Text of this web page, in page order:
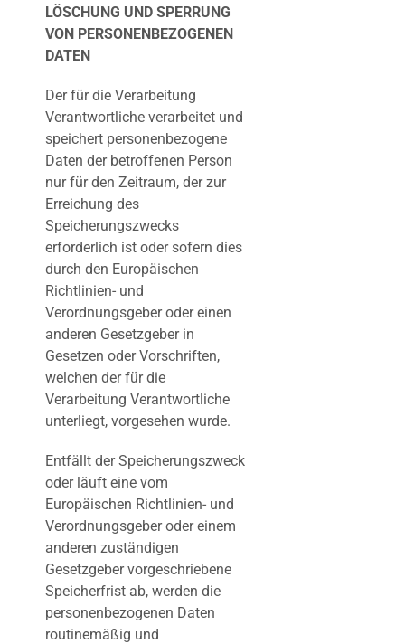
LÖSCHUNG UND SPERRUNG
VON PERSONENBEZOGENEN
DATEN
Der für die Verarbeitung
Verantwortliche verarbeitet und
speichert personenbezogene
Daten der betroffenen Person
nur für den Zeitraum, der zur
Erreichung des
Speicherungszwecks
erforderlich ist oder sofern dies
durch den Europäischen
Richtlinien- und
Verordnungsgeber oder einen
anderen Gesetzgeber in
Gesetzen oder Vorschriften,
welchen der für die
Verarbeitung Verantwortliche
unterliegt, vorgesehen wurde.
Entfällt der Speicherungszweck
oder läuft eine vom
Europäischen Richtlinien- und
Verordnungsgeber oder einem
anderen zuständigen
Gesetzgeber vorgeschriebene
Speicherfrist ab, werden die
personenbezogenen Daten
routinemäßig und